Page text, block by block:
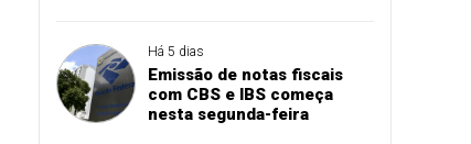
Há 5 dias
Emissão de notas fiscais
com CBS e IBS começa
nesta segunda-feira